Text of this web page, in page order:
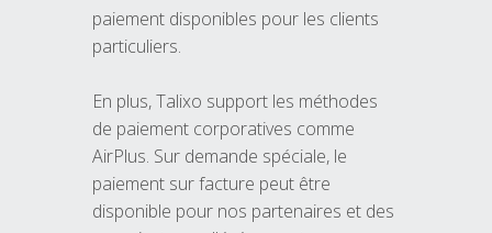
paiement disponibles pour les clients
particuliers.
En plus, Talixo support les méthodes
de paiement corporatives comme
AirPlus. Sur demande spéciale, le
paiement sur facture peut être
disponible pour nos partenaires et des